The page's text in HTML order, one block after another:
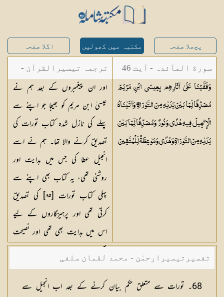
پچھلا صفحہ مکتبہ میں کھولیں اگلا صفحہ
سورة المآئدہ - آیت 46
وَقَفَّيْنَا عَلَىٰ آثَارِهِم بِعِيسَى ابْنِ مَرْيَمَ
مُصَدِّقًا لِّمَا بَيْنَ يَدَيْهِ مِنَ التَّوْرَاةِ ۖ وَآتَيْنَاهُ
الْإِنجِيلَ فِيهِ هُدًى وَنُورٌ وَمُصَدِّقًا لِّمَا بَيْنَ
يَدَيْهِ مِنَ التَّوْرَاةِ وَهُدًى وَمَوْعِظَةًلِّلْمُتَّقِينَ
ترجمہ تیسیرالقرآن -
مولانا عبد الرحمن
کیلانی
اور ان پیغمبروں کے بعد ہم نے
عیسیٰ ابن مریم کو بھیجا جو اپنے سے
پہلے کی نازل شدہ کتاب تورات کی
تصدیق کرنے والا تھا۔ ہم نے اسے
انجیل عطا کی جس میں ہدایت اور
روشنی تھی، یہ کتاب بھی اپنے سے
پہلی کتاب تورات [٨٥] کی تصدیق
کرتی تھی اور پرہیزگاروں کے لیے
اس میں ہدایت بھی تھی اور نصیحت
بھی
تفسیرتیسیرارحمٰن - محمد لقمان سلفی
68۔ تورات سے متعلق حکم بیان کرنے کے بعد اب انجیل سے